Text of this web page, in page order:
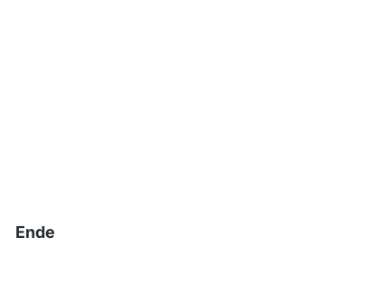
Ende